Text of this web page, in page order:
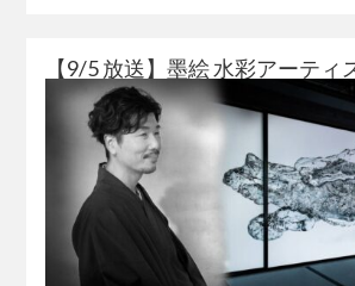
【9/5 放送】墨絵 水彩アーティ